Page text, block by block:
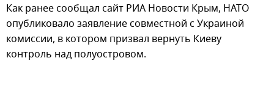
Как ранее сообщал сайт РИА Новости Крым, НАТО
опубликовало заявление совместной с Украиной
комиссии, в котором призвал вернуть Киеву
контроль над полуостровом.